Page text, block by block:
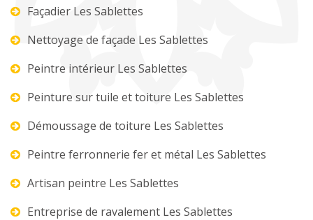
Façadier Les Sablettes
Nettoyage de façade Les Sablettes
Peintre intérieur Les Sablettes
Peinture sur tuile et toiture Les Sablettes
Démoussage de toiture Les Sablettes
Peintre ferronnerie fer et métal Les Sablettes
Artisan peintre Les Sablettes
Entreprise de ravalement Les Sablettes